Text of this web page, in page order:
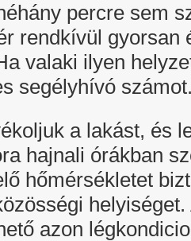
percre sem
rendkívül
valaki ilyen
segélyhívó
a lakást, és
hajnali órákban
hőmérsékletet
azon